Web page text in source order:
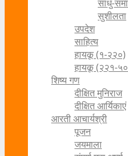
साधु-
सुशीलता
उपदेश
साहित्य
हायकू (१‍-२२०)
हायकू (२२१-
शिष्य गण
दीक्षित मुनिराज
दीक्षित आर्यिकाएं
आरती आचार्यश्री
पूजन
जयमाला